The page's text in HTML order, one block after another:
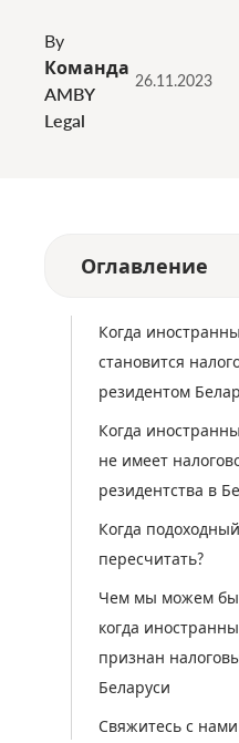
By
Команда
AMBY
Legal
26.11.2023
Оглавление
Когда
становится
резидентом
Когда
не имеет
резидентства в
Когда
пересчитать?
Чем мы можем
когда
признан
Беларуси
Свяжитесь с нами